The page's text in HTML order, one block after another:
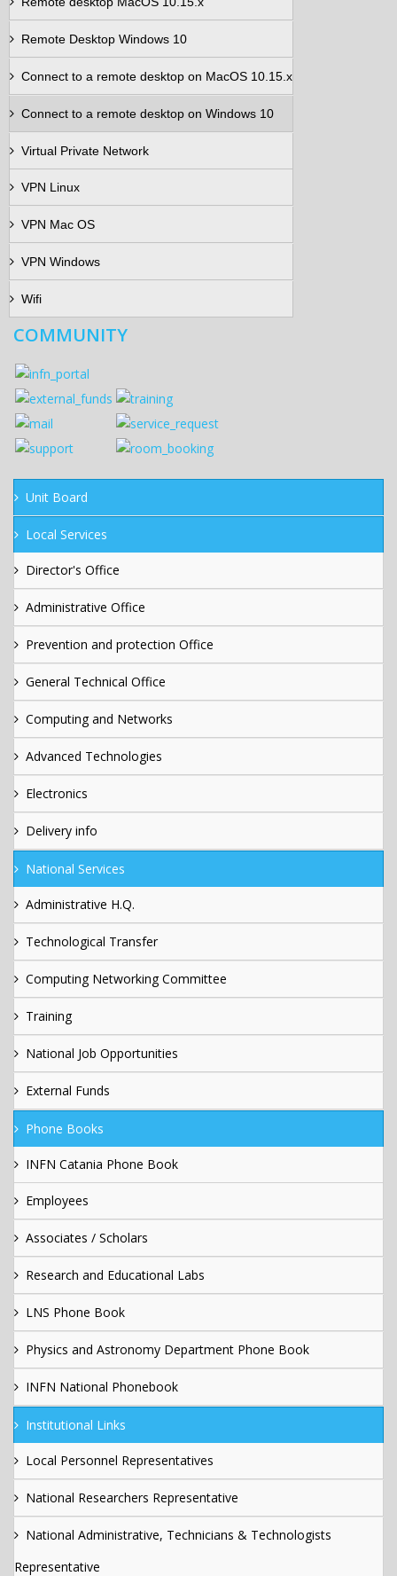
Remote Desktop Windows 10
Connect to a remote desktop on MacOS 10.15.x
Connect to a remote desktop on Windows 10
Virtual Private Network
VPN Linux
VPN Mac OS
VPN Windows
Wifi
COMMUNITY
Unit Board
Local Services
Director's Office
Administrative Office
Prevention and protection Office
General Technical Office
Computing and Networks
Advanced Technologies
Electronics
Delivery info
National Services
Administrative H.Q.
Technological Transfer
Computing Networking Committee
Training
National Job Opportunities
External Funds
Phone Books
INFN Catania Phone Book
Employees
Associates / Scholars
Research and Educational Labs
LNS Phone Book
Physics and Astronomy Department Phone Book
INFN National Phonebook
Institutional Links
Local Personnel Representatives
National Researchers Representative
National Administrative, Technicians & Technologists
Representative